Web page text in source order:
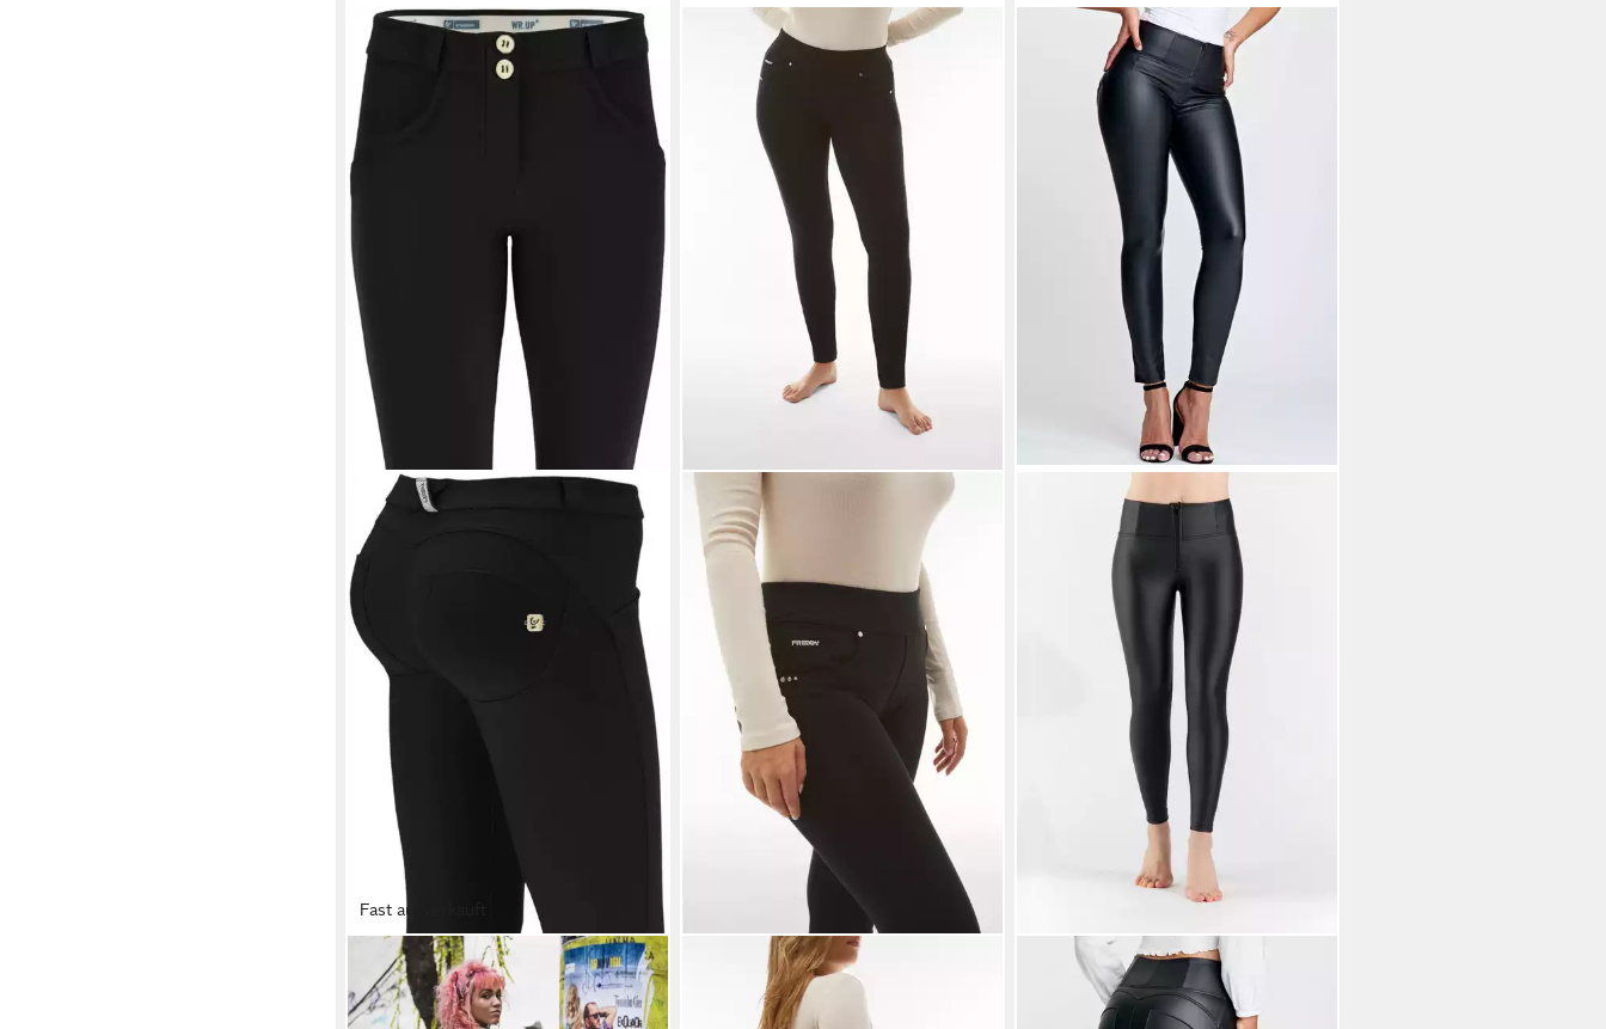
Fast ausverkauft
FREDDY
Jeggings WRUP2 SUPERSKINNY mit
Lifting & Shaping Effekt
Shapingleggings NOW SKINNY mit
Lifting & Shaping Effekt
FREDDY
Jeggings WRUP Superskinny mit
Lifting & Shaping Effekt